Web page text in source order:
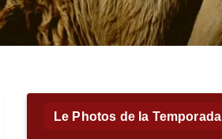
Le Photos de la Temporada